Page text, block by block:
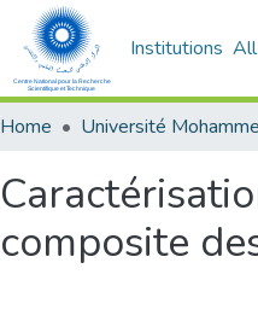
Institutions
Home
composite